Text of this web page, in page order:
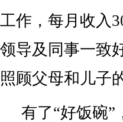
工作，每月收入
领导及同事一致
照顾父母和儿子
有了“好饭碗”